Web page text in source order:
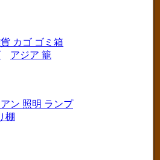
カゴ ゴミ箱
アジア 籠
ン 照明 ランプ
棚